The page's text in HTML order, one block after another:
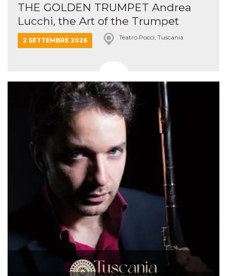
THE GOLDEN TRUMPET Andrea
Lucchi, the Art of the Trumpet
2 SETTEMBRE 2026 Teatro Pocci, Tuscania